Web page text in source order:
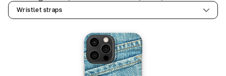
Wristlet straps